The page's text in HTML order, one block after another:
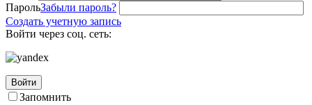
ПарольЗабыли пароль?
Создать учетную запись
Войти через соц. сеть:
Войти
Запомнить